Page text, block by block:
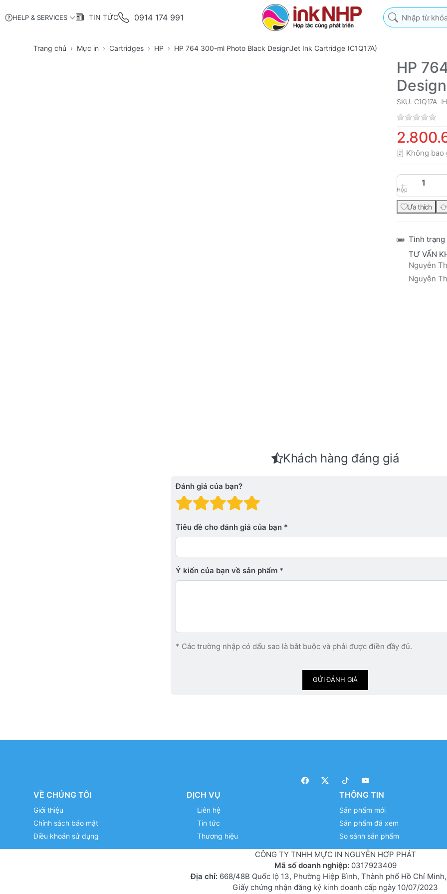
HELP & SERVICES TIN TỨC 0914 174 991
Nhập từ khóa tìm
Trang chủ Mực in Cartridges HP HP 764 300-ml Photo Black DesignJet Ink Cartridge (C1Q17A)
HP
SKU: C1Q17A
Không bao
Hộp
Ưa thích
Tình trạng
TƯ VẤN
Nguyễn
Nguyễn
Khách hàng đáng giá
Đánh giá của bạn?
Đánh giá: 4 trên 5 sao.
Đánh giá: 3 trên 5 sao.
Đánh giá: 2 trên 5 sao.
Đánh giá: 1 trên 5 sao. Xấu
Tiêu đề cho đánh giá của bạn
Ý kiến ​​của bạn về sản phẩm
* Các trường nhập có dấu sao là bắt buộc và phải được điền đầy đủ.
GỬI ĐÁNH GIÁ
VỀ CHÚNG TÔI
Giới thiệu
Chính sách bảo mật
Điều khoản sử dụng
DỊCH VỤ
Liên hệ
Tin tức
Thương hiệu
THÔNG TIN
Sản phẩm mới
Sản phẩm đã xem
So sánh sản phẩm
CÔNG TY TNHH MỰC IN NGUYỄN HỢP PHÁT
Mã số doanh nghiệp: 0317923409
Địa chỉ:668/48B Quốc lộ 13, Phường Hiệp Bình, Thành phố Hồ Chí
Giấy chứng nhận đăng ký kinh doanh cấp ngày 10/07/2023